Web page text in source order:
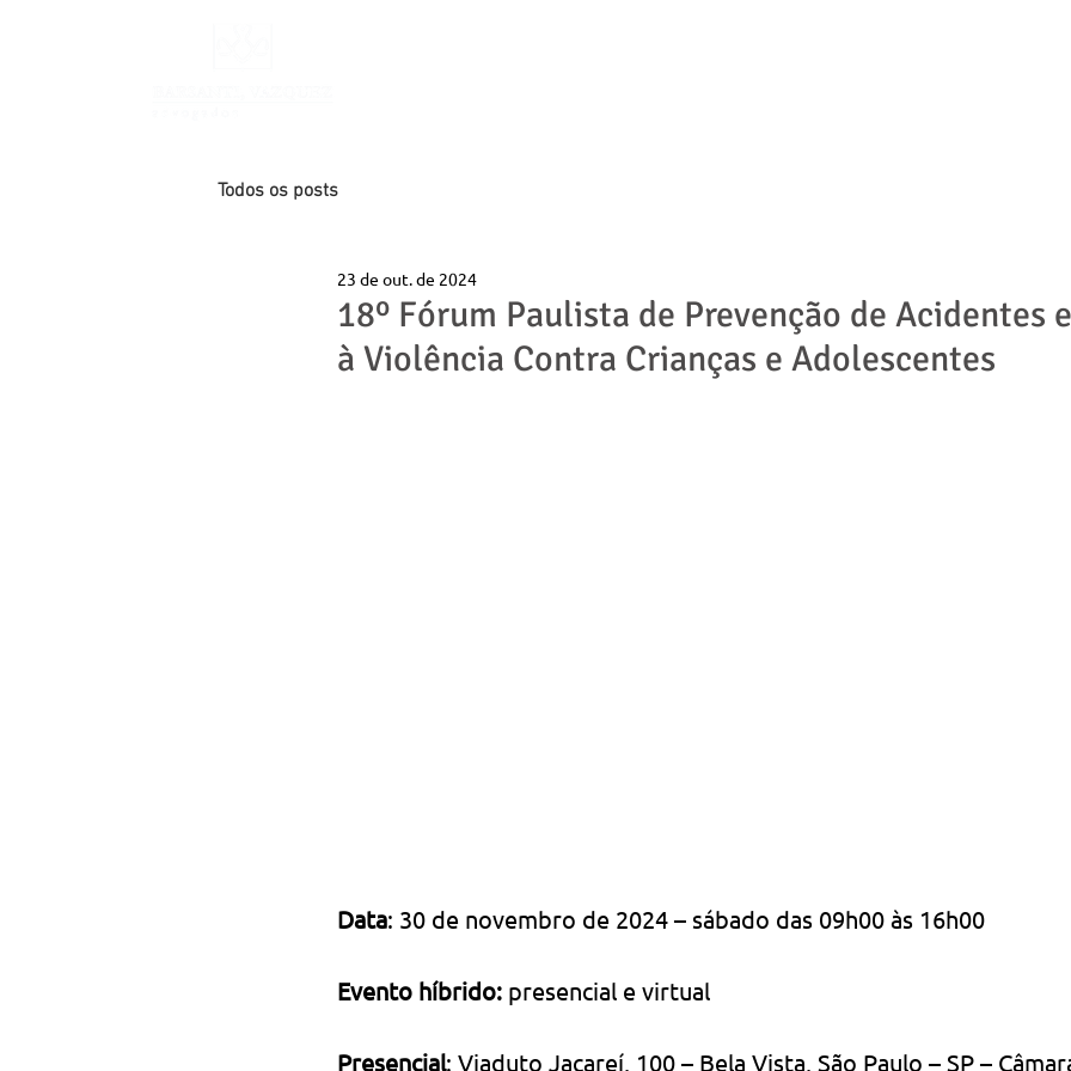
Todos os posts
18º Fórum Paulista de Prevenção de Acidentes
à Violência Contra Crianças e Adolescentes
23 de out. de 2024
Data: 30 de novembro de 2024 – sábado das 09h00 às 16h00
Evento híbrido: presencial e virtual
Presencial: Viaduto Jacareí, 100 – Bela Vista, São Paulo – SP –